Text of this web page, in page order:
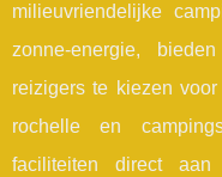
milieuvriendelijke
zonne-energie,
reizigers te kiezen
rochelle en
faciliteiten direct